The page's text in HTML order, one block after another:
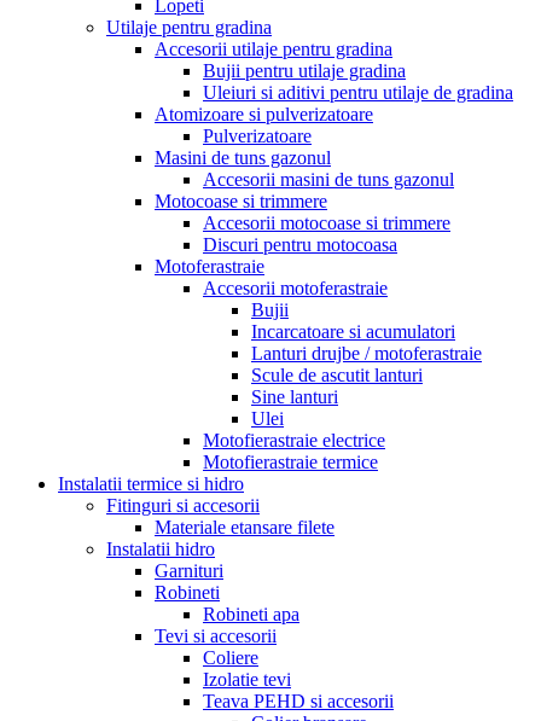
Lopeti
Utilaje pentru gradina
Accesorii utilaje pentru gradina
Bujii pentru utilaje gradina
Uleiuri si aditivi pentru utilaje de gradina
Atomizoare si pulverizatoare
Pulverizatoare
Masini de tuns gazonul
Accesorii masini de tuns gazonul
Motocoase si trimmere
Accesorii motocoase si trimmere
Discuri pentru motocoasa
Motoferastraie
Accesorii motoferastraie
Bujii
Incarcatoare si acumulatori
Lanturi drujbe / motoferastraie
Scule de ascutit lanturi
Sine lanturi
Ulei
Motofierastraie electrice
Motofierastraie termice
Instalatii termice si hidro
Fitinguri si accesorii
Materiale etansare filete
Instalatii hidro
Garnituri
Robineti
Robineti apa
Tevi si accesorii
Coliere
Izolatie tevi
Teava PEHD si accesorii